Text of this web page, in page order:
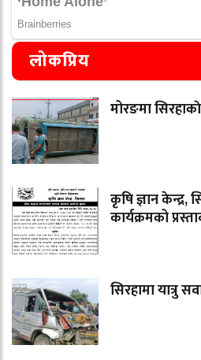
लोकप्रिय
मोरङमा
कृषि ज्ञान केन्द्र,
कार्यक्रमको
सिरहामा यात्रु